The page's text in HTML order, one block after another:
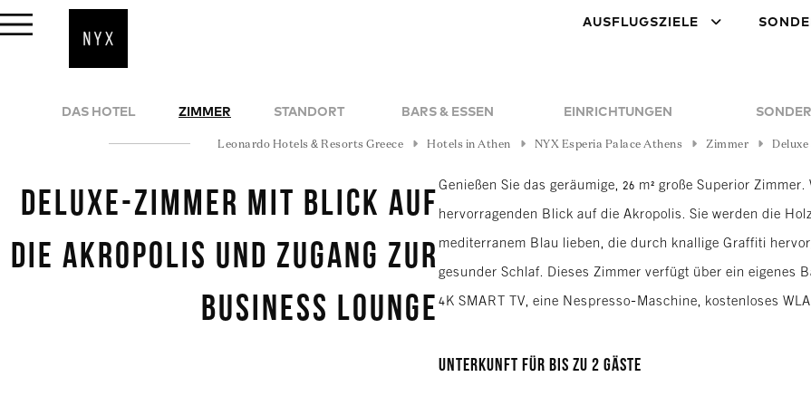
AUSFLUGSZIELE
DAS HOTEL ZIMMER STANDORT BARS & ESSEN EINRICHTUNGEN
Leonardo Hotels & Resorts Greece Hotels in Athen NYX Esperia Palace Athens Zimmer
Deluxe-Zimmer mit Blick auf
die Akropolis und Zugang zur
Business Lounge
Genießen Sie das geräumige, 26 m² große Superior
hervorragenden Blick auf die Akropolis. Sie werden die
mediterranem Blau lieben, die durch knallige Graffiti
gesunder Schlaf. Dieses Zimmer verfügt über ein eigenes
4K SMART TV, eine Nespresso-Maschine, kostenloses
Unterkunft für bis zu 2 Gäste